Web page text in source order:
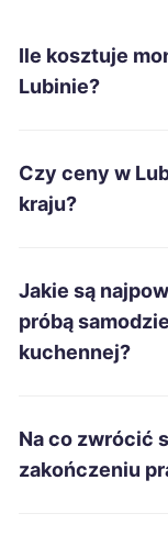
Mielec
Racibórz
Tarnobrzeg
Łomża
Ile kosztuje
Lubinie?
Czy ceny w
kraju?
Jakie są
próbą
kuchennej?
Na co zwrócić
zakończeniu